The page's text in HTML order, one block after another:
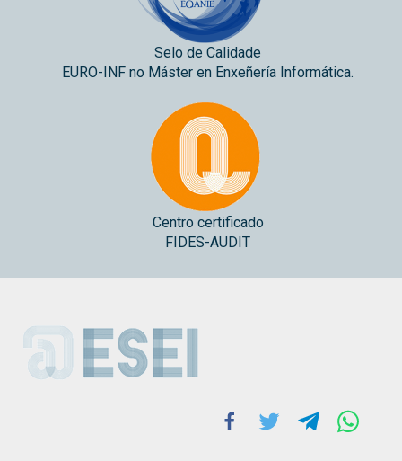
Selo de Calidade
EURO-INF no Máster en Enxeñería Informática.
Centro certificado
FIDES-AUDIT
ESEI
Facebook
Twitter Telegram